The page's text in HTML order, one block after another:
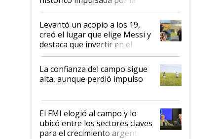
cosecha y las exportaciones
Levantó un acopio a los 19,
creó el lugar que elige Messi y
destaca que invertir en el
kirchnerismo era como "darle
plata a un hijo para droga":
Juan Félix Rossetti, el libertario
que de una dura crisis salió
de Milei
La confianza del campo sigue
alta, aunque perdió impulso
El FMI elogió al campo y lo
ubicó entre los sectores claves
para el crecimiento argentino